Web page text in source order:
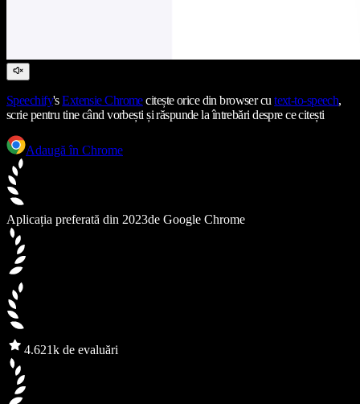
Speechify'sExtensie Chromecitește orice din browser cutext-to-speech,
scrie pentru tine când vorbești și răspunde la întrebări despre ce citești
Adaugă în Chrome
Aplicația preferată din 2023de Google Chrome
4.621k de evaluări